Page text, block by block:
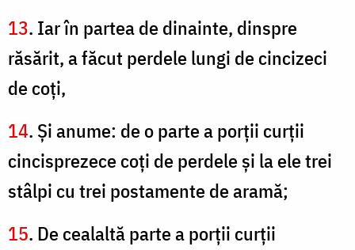
13. Iar în partea de dinainte, dinspre
răsărit, a făcut perdele lungi de cincizeci
de coţi,
14. Şi anume: de o parte a porţii curţii
cincisprezece coţi de perdele şi la ele trei
stâlpi cu trei postamente de aramă;
15. De cealaltă parte a porţii curţii